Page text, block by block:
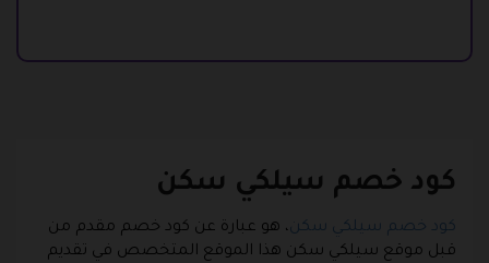
كود خصم سيلكي سكن
كود خصم سيلكي سكن، هو عبارة عن كود خصم مقدم من
قبل موقع سيلكي سكن هذا الموقع المتخصص في تقديم